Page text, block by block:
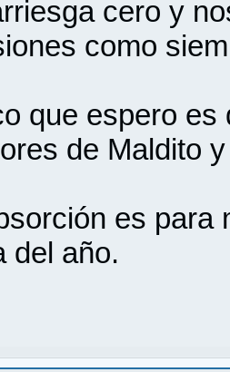
cero y
como
que espero
de Maldito
es para
del año.